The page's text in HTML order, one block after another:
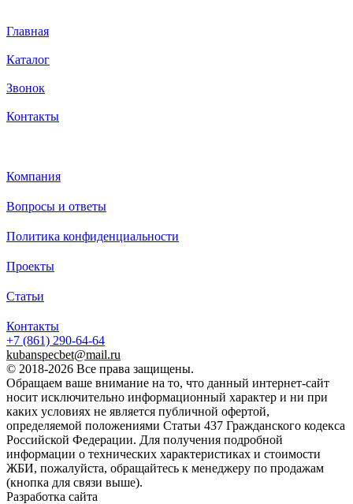
Главная
Каталог
Звонок
Контакты
Компания
Вопросы и ответы
Политика конфиденциальности
Проекты
Статьи
Контакты
+7 (861) 290-64-64
kubanspecbet@mail.ru
© 2018-2026 Все права защищены.
Обращаем ваше внимание на то, что данный интернет-сайт
носит исключительно информационный характер и ни при
каких условиях не является публичной офертой,
определяемой положениями Статьи 437 Гражданского кодекса
Российской Федерации. Для получения подробной
информации о технических характеристиках и стоимости
ЖБИ, пожалуйста, обращайтесь к менеджеру по продажам
(кнопка для связи выше).
Разработка сайта